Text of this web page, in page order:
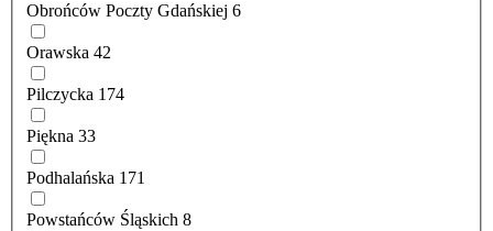
Obrońców Poczty Gdańskiej 6
Orawska 42
Pilczycka 174
Piękna 33
Podhalańska 171
Powstańców Śląskich 8